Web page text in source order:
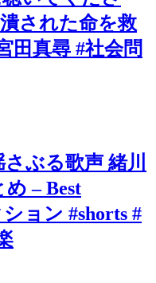
された命を救
田真尋 #社会問
ぶる歌声 緒川
– Best
ョン #shorts #